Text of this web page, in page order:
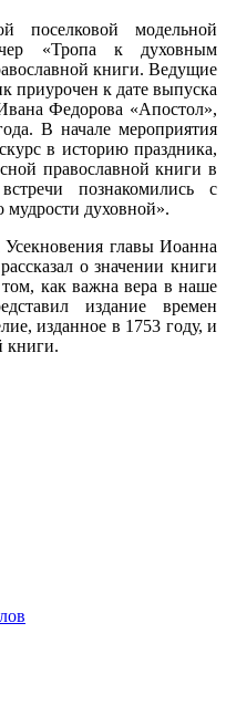
поселковой модельной
«Тропа к духовным
книги. Ведущие
приурочен к дате выпуска
Федорова «Апостол»,
В начале мероприятия
в историю праздника,
православной книги в
познакомились с
духовной».
главы Иоанна
о значении книги
как важна вера в наше
издание времен
изданное в 1753 году, и
книги.